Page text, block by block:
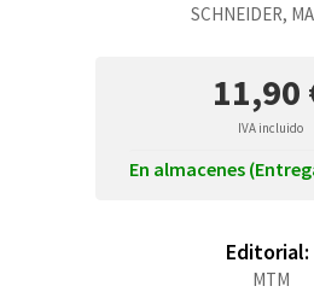
SCHNEIDER,
11,90
IVA incluido
En almacenes
Editorial:
MTM